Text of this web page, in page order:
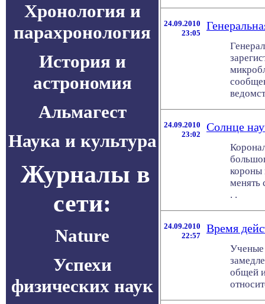
Хронология и
парахронология
История и
астрономия
Альмагест
Наука и культура
Журналы в
сети:
Nature
Успехи
физических наук
24.09.2010
23:05
24.09.2010
23:02
Солнце
короны
менять
. .
24.09.2010
22:57
Время
Ученые
общей